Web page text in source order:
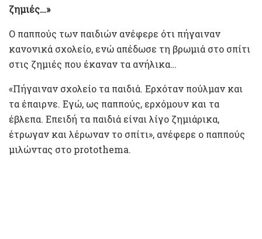
ζημιές…»
Ο παππούς των παιδιών ανέφερε ότι πήγαιναν
κανονικά σχολείο, ενώ απέδωσε τη βρωμιά στο σπίτι
στις ζημιές που έκαναν τα ανήλικα…
«Πήγαιναν σχολείο τα παιδιά. Ερχόταν πούλμαν και
τα έπαιρνε. Εγώ, ως παππούς, ερχόμουν και τα
έβλεπα. Επειδή τα παιδιά είναι λίγο ζημιάρικα,
έτρωγαν και λέρωναν το σπίτι», ανέφερε ο παππούς
μιλώντας στο protothema.